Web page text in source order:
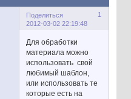
Поделиться
1
2012-03-02 22:19:48
Для обработки
материала можно
использовать свой
любимый шаблон,
или использовать те
которые есть на